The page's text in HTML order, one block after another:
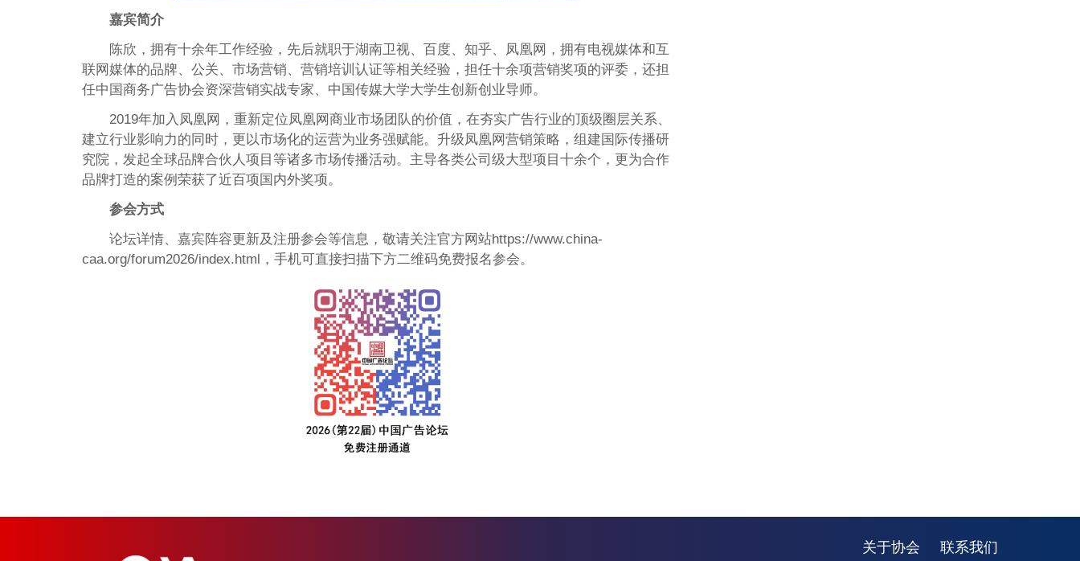
嘉宾简介
陈欣，拥有十余年工作经验，先后就职于湖南卫视、百度、知乎、凤凰网，拥有电视媒体和互
联网媒体的品牌、公关、市场营销、营销培训认证等相关经验，担任十余项营销奖项的评委，还担
任中国商务广告协会资深营销实战专家、中国传媒大学大学生创新创业导师。
2019年加入凤凰网，重新定位凤凰网商业市场团队的价值，在夯实广告行业的顶级圈层关系、
建立行业影响力的同时，更以市场化的运营为业务强赋能。升级凤凰网营销策略，组建国际传播研
究院，发起全球品牌合伙人项目等诸多市场传播活动。主导各类公司级大型项目十余个，更为合作
品牌打造的案例荣获了近百项国内外奖项。
参会方式
论坛详情、嘉宾阵容更新及注册参会等信息，敬请关注官方网站https://www.china-
caa.org/forum2026/index.html，手机可直接扫描下方二维码免费报名参会。
关于协会 联系我们